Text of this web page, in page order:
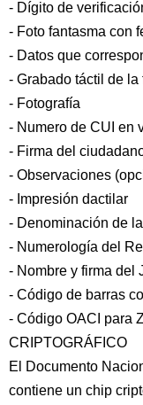
- Dígito de
- Foto fantasma con
- Datos que
- Grabado táctil de
- Fotografía
- Numero de CUI en
- Firma del
- Observaciones
- Impresión dactilar
- Denominación de
- Numerología del
- Nombre y firma del
- Código de barras
- Código OACI para
CRIPTOGRÁFICO
El Documento
contiene un chip